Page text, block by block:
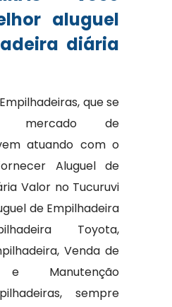
aluguel
diária
que se
mercado de
atuando com o
Aluguel de
Valor no Tucuruvi
de Empilhadeira
Toyota,
Venda de
e Manutenção
sempre